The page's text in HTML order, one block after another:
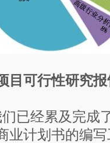
目可行性研究
经累及完成
业计划书的编